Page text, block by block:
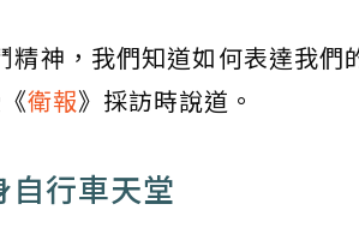
精神，我們知道如何表達我
衛報》採訪時說道。
自行車天堂